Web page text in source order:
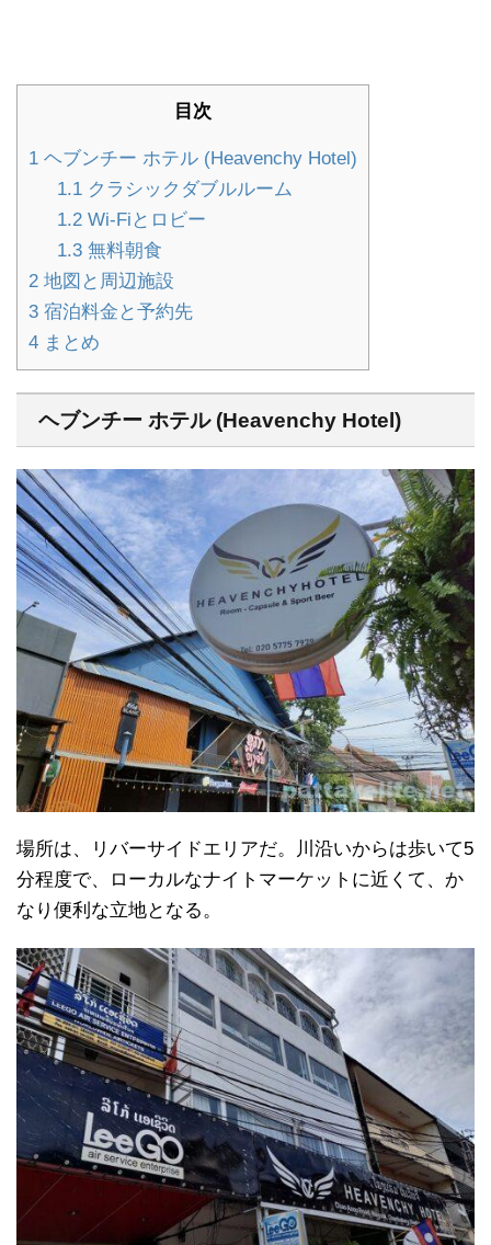
目次
1 ヘブンチー ホテル (Heavenchy Hotel)
1.1クラシックダブルルーム
1.2Wi-Fiとロビー
1.3無料朝食
2 地図と周辺施設
3 宿泊料金と予約先
4 まとめ
ヘブンチー ホテル (Heavenchy Hotel)
場所は、リバーサイドエリアだ。川沿いからは歩いて5
分程度で、ローカルなナイトマーケットに近くて、か
なり便利な立地となる。